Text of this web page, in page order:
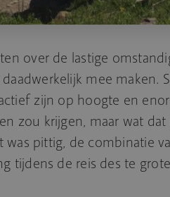
over de lastige
mee maken.
zijn op hoogte en
zou krijgen, maar wat
was pittig, de combinatie
tijdens de reis des te